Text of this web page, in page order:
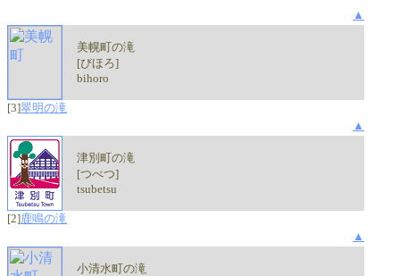
▲
美幌町の滝
[びほろ]
bihoro
[3]翠明の滝
▲
津別町の滝
[つべつ]
tsubetsu
[2]鹿鳴の滝
▲
小清水町の滝